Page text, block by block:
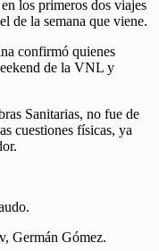
los primeros dos viajes
de la semana que viene.
confirmó quienes
de la VNL y
Sanitarias, no fue de
cuestiones físicas, ya
Germán Gómez.